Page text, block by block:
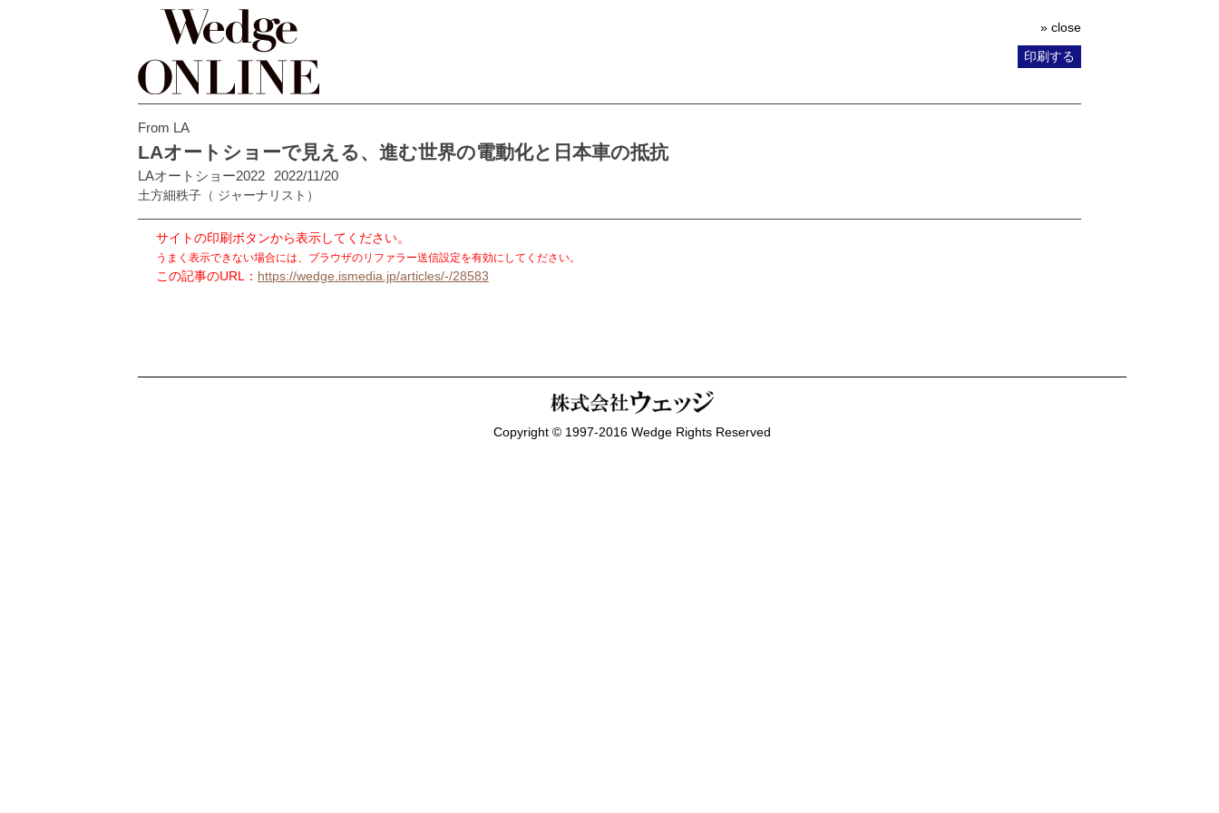
» close
印刷する
From LA
LAオートショーで見える、進む世界の電動化と日本車の抵抗
LAオートショー2022 2022/11/20
土方細秩子 （ ジャーナリスト）
サイトの印刷ボタンから表示してください。
うまく表示できない場合には、ブラウザのリファラー送信設定を有効にしてください。
この記事のURL： https://wedge.ismedia.jp/articles/-/28583
Copyright © 1997-2016 Wedge Rights Reserved